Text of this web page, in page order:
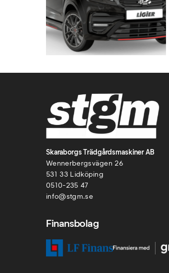
Skaraborgs Trädgårdsmaskiner AB
Wennerbergsvägen 26
531 33 Lidköping
0510-235 47
info@stgm.se
Finansbolag